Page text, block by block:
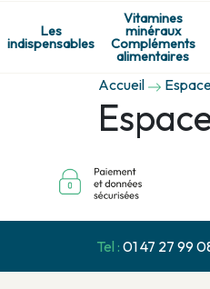
Les
indispensables
Vitamines
minéraux
Compléments
alimentaires
Accueil
Tel : 01 47 27 99